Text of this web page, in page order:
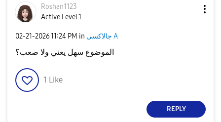
Roshan1123
Active Level 1
‎02-21-202611:24 PM in جالاكسى A
الموضوع سهل يعني ولا صعب؟
1 Like
REPLY